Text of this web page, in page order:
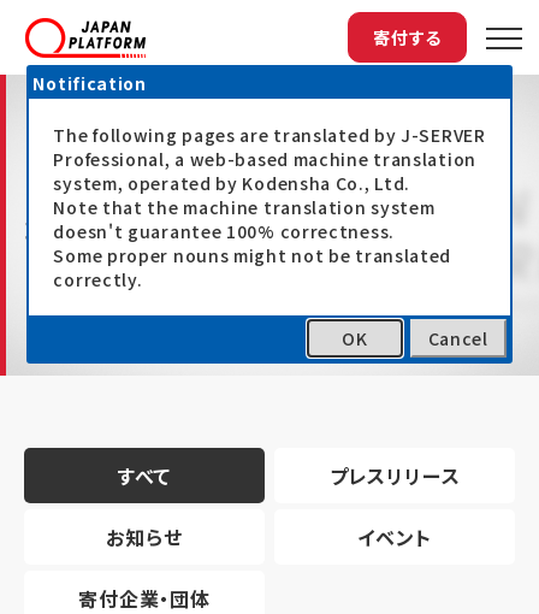
寄付する
最新情報
すべて プレスリリース
お知らせ イベント
寄付企業・団体
Notification
The following pages are translated by J-SERVER
Professional, a web-based machine translation
system, operated by Kodensha Co., Ltd.
Note that the machine translation system
doesn't guarantee 100% correctness.
Some proper nouns might not be translated
correctly.
OK Cancel